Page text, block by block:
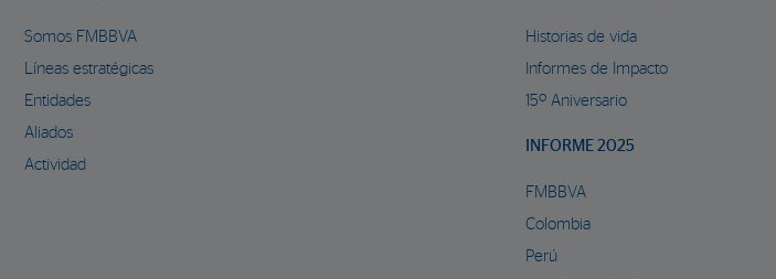
Somos FMBBVA
Líneas estratégicas
Entidades
Aliados
Actividad
Historias de vida
Informes de Impacto
15º Aniversario
INFORME 2025
FMBBVA
Colombia
Perú